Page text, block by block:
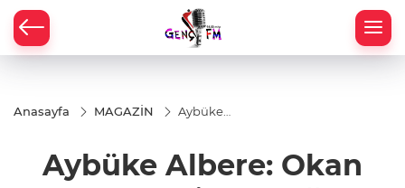
Anasayfa MAGAZİN
Aybüke
Bayülgen'in
dayağını
Aybüke Albere: Okan